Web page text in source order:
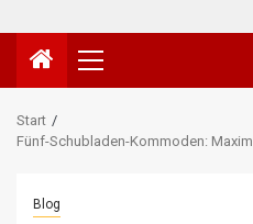
Primäres
Menü
Start
Fünf-Schubladen-Kommoden:
Blog